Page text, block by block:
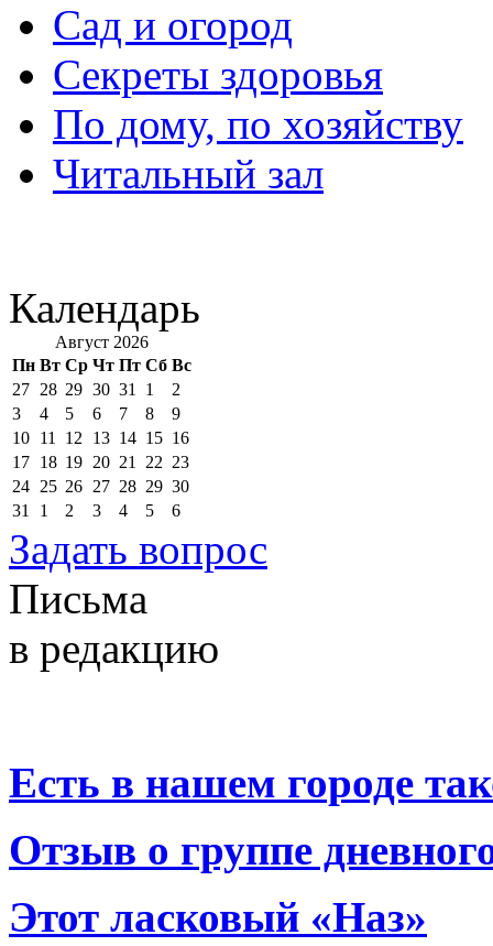
Сад и огород
Секреты здоровья
По дому, по хозяйству
Читальный зал
Календарь
Август 2026
Пн Вт Ср Чт Пт Сб Вс
27 28 29 30 31 1
2
3
4 5 6 7 8
9
10 11 12 13 14 15 16
17 18 19 20 21 22 23
24 25 26 27 28 29 30
31
1 2 3 4 5 6
Задать вопрос
Письма
в редакцию
Есть в нашем городе
Отзыв о группе
Этот ласковый «Наз»